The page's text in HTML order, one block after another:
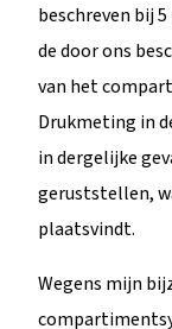
beschreven bij
de door ons
van het
Drukmeting in
in dergelijke
geruststellen,
plaatsvindt.
Wegens mijn